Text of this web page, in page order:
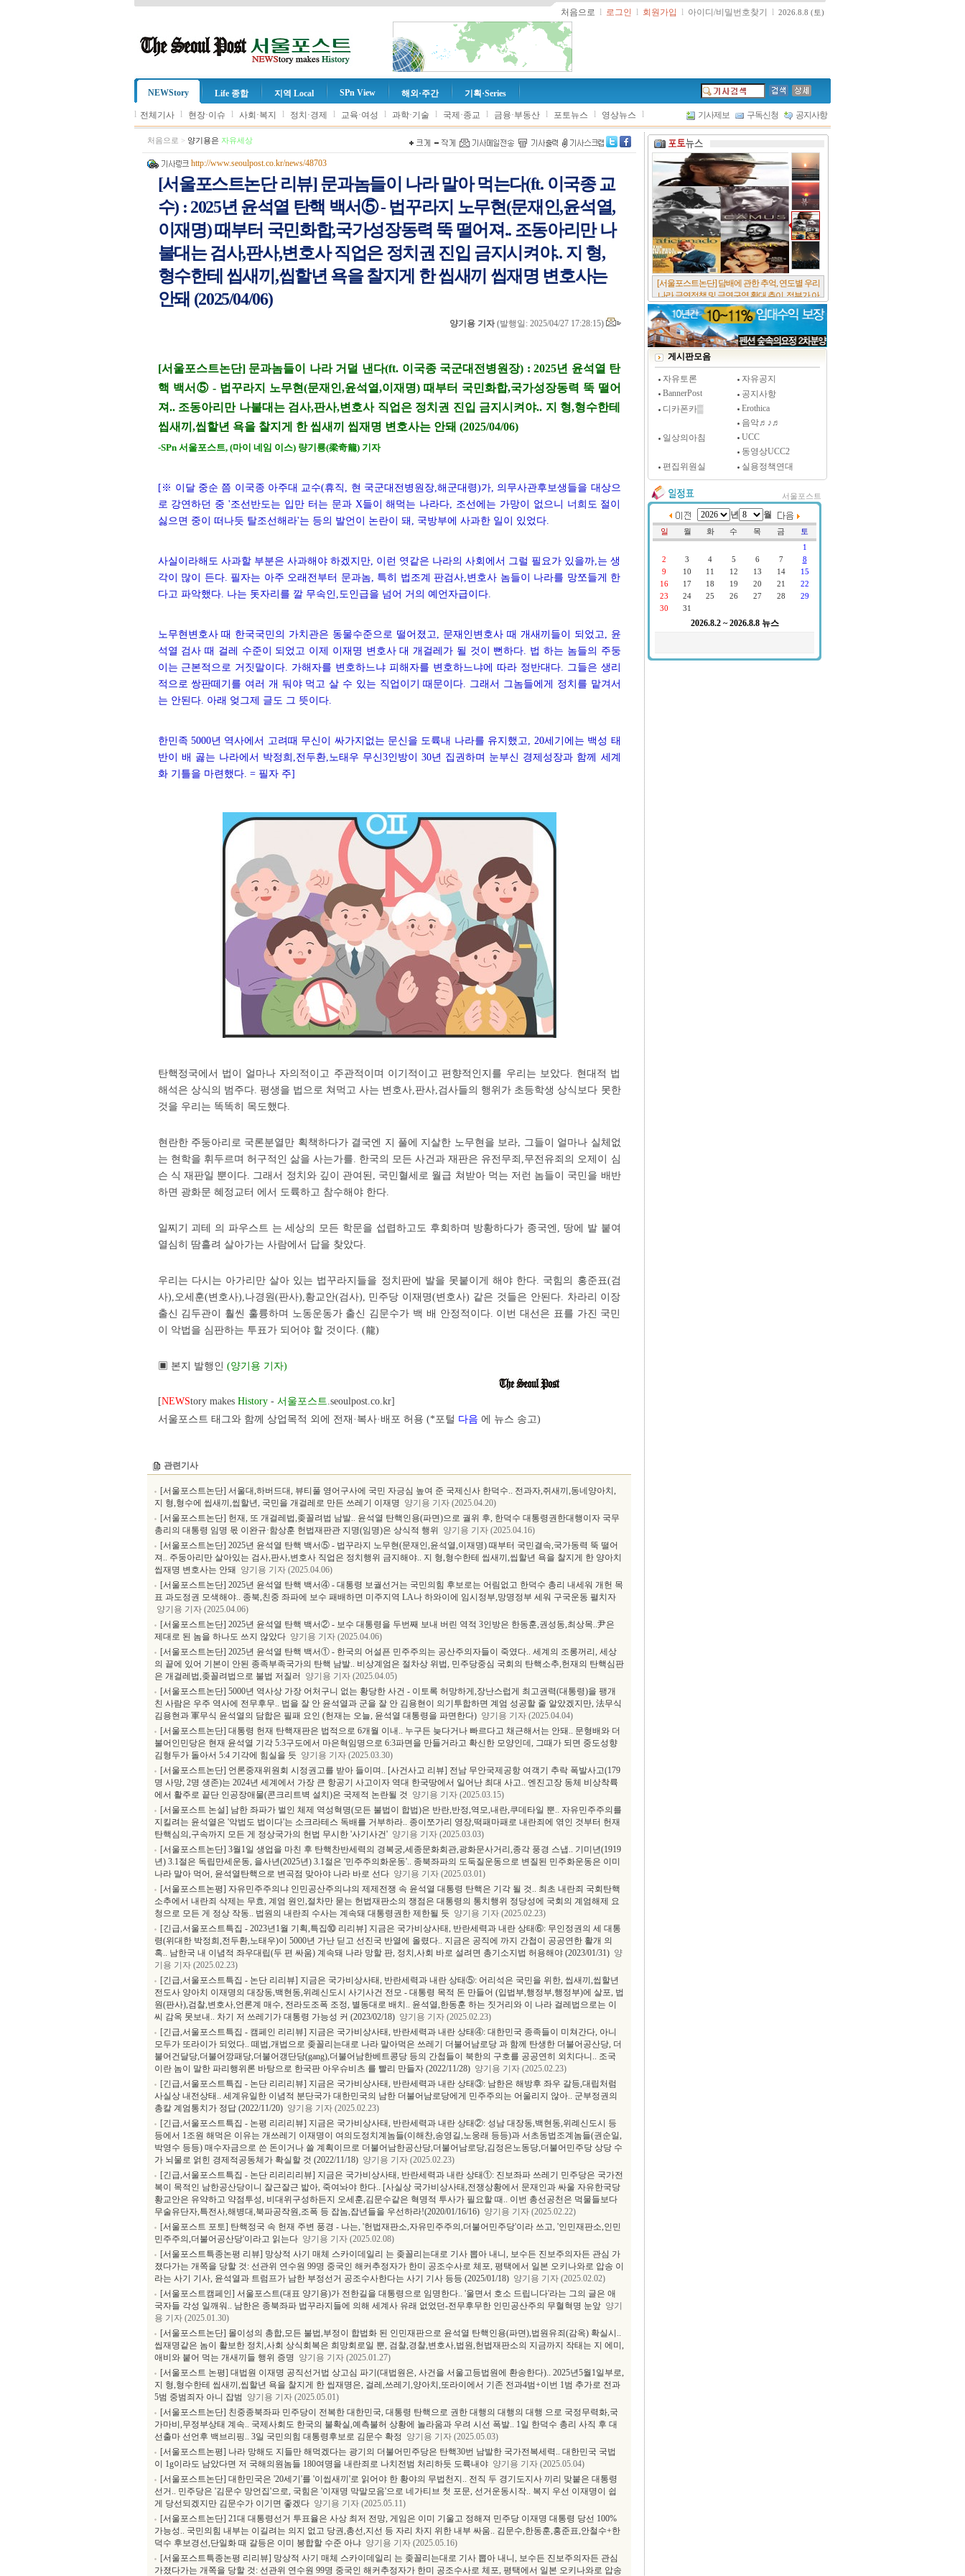
처음으로 l 로그인 l 회원가입 l 아이디/비밀번호찾기 l 2026.8.8 (토)
NEWStory Life 종합 지역 Local SPn View 해외·주간 기획·Series
l 전체기사 l 현장·이슈 l 사회·복지 l 정치·경제 l 교육·여성 l 과학·기술 l 국제·종교 l 금융·부동산 l 포토뉴스 l 영상뉴스 l 기사제보 구독신청 공지사항
처음으로 > 양기용은 자유세상
http://www.seoulpost.co.kr/news/48703
[서울포스트논단 리뷰] 문과놈들이 나라 말아 먹는다(ft. 이국종 교
수) : 2025년 윤석열 탄핵 백서⑤ - 법꾸라지 노무현(문재인,윤석열,
이재명) 때부터 국민화합,국가성장동력 뚝 떨어져.. 조동아리만 나
불대는 검사,판사,변호사 직업은 정치권 진입 금지시켜야.. 지 형,
형수한테 씹새끼,씹할년 욕을 찰지게 한 씹새끼 씹재명 변호사는
안돼 (2025/04/06)
양기용 기자(발행일: 2025/04/27 17:28:15)
[서울포스트논단] 문과놈들이 나라 거덜 낸다(ft. 이국종 국군대전병원장) : 2025년 윤석열 탄
핵 백서⑤ - 법꾸라지 노무현(문재인,윤석열,이재명) 때부터 국민화합,국가성장동력 뚝 떨어
져.. 조동아리만 나불대는 검사,판사,변호사 직업은 정치권 진입 금지시켜야.. 지 형,형수한테
씹새끼,씹할년 욕을 찰지게 한 씹새끼 씹재명 변호사는 안돼 (2025/04/06)
-SPn 서울포스트, (마이 네임 이스) 량기룡(梁奇龍) 기자
[※ 이달 중순 쯤 이국종 아주대 교수(휴직, 현 국군대전병원장,해군대령)가, 의무사관후보생들을 대상으
로 강연하던 중 '조선반도는 입만 터는 문과 X들이 해먹는 나라다, 조선에는 가망이 없으니 너희도 절이
싫으면 중이 떠나듯 탈조선해라'는 등의 발언이 논란이 돼, 국방부에 사과한 일이 있었다.
사실이라해도 사과할 부분은 사과해야 하겠지만, 이런 엿같은 나라의 사회에서 그럴 필요가 있을까,는 생
각이 많이 든다. 필자는 아주 오래전부터 문과놈, 특히 법조계 판검사,변호사 놈들이 나라를 망쪼들게 한
다고 파악했다. 나는 돗자리를 깔 무속인,도인급을 넘어 거의 예언자급이다.
노무현변호사 때 한국국민의 가치관은 동물수준으로 떨어졌고, 문재인변호사 때 개새끼들이 되었고, 윤
석열 검사 때 걸레 수준이 되었고 이제 이재명 변호사 대 개걸레가 될 것이 뻔하다. 법 하는 놈들의 주둥
이는 근본적으로 거짓말이다. 가해자를 변호하느냐 피해자를 변호하느냐에 따라 정반대다. 그들은 생리
적으로 쌍판떼기를 여러 개 둬야 먹고 살 수 있는 직업이기 때문이다. 그래서 그놈들에게 정치를 맡겨서
는 안된다. 아래 엊그제 글도 그 뜻이다.
한민족 5000년 역사에서 고려때 무신이 싸가지없는 문신을 도륙내 나라를 유지했고, 20세기에는 백성 태
반이 배 곯는 나라에서 박정희,전두환,노태우 무신3인방이 30년 집권하며 눈부신 경제성장과 함께 세계
화 기틀을 마련했다. = 필자 주]
탄핵정국에서 법이 얼마나 자의적이고 주관적이며 이기적이고 편향적인지를 우리는 보았다. 현대적 법
해석은 상식의 범주다. 평생을 법으로 쳐먹고 사는 변호사,판사,검사들의 행위가 초등학생 상식보다 못한
것을 우리는 똑똑히 목도했다.
현란한 주둥아리로 국론분열만 획책하다가 결국엔 지 풀에 지살한 노무현을 보라, 그들이 얼마나 실체없
는 현학을 휘두르며 허구적인 삶을 사는가를. 한국의 모든 사건과 재판은 유전무죄,무전유죄의 오제이 심
슨 식 재판일 뿐이다. 그래서 정치와 깊이 관여된, 국민혈세로 월급 쳐받아 먹는 저런 놈들이 국민을 배반
하면 광화문 혜정교터 에서 도륙하고 참수해야 한다.
일찌기 괴테 의 파우스트 는 세상의 모든 학문을 섭렵하고도 후회하며 방황하다가 종국엔, 땅에 발 붙여
열심히 땀흘려 살아가는 사람에서 답을 찾았다.
우리는 다시는 아가리만 살아 있는 법꾸라지들을 정치판에 발을 못붙이게 해야 한다. 국힘의 홍준표(검
사),오세훈(변호사),나경원(판사),황교안(검사), 민주당 이재명(변호사) 같은 것들은 안된다. 차라리 이장
출신 김두관이 훨씬 훌륭하며 노동운동가 출신 김문수가 백 배 안정적이다. 이번 대선은 표를 가진 국민
이 악법을 심판하는 투표가 되어야 할 것이다. (龍)
▣ 본지 발행인 (양기용 기자)
[NEWStory makes History- 서울포스트.seoulpost.co.kr]
서울포스트 태그와 함께 상업목적 외에 전재·복사·배포 허용 (*포털 다음 에 뉴스 송고)
관련기사
[서울포스트논단] 서울대,하버드대, 뷰티풀 영어구사에 국민 자긍심 높여 준 국제신사 한덕수.. 전과자,쥐새끼,동네양아치,
지 형,형수에 씹새끼,씹할년, 국민을 개걸레로 만든 쓰레기 이재명 양기용 기자 (2025.04.20)
[서울포스트논단] 헌재, 또 개걸레법,좆꼴려법 남발.. 윤석열 탄핵인용(파면)으로 궐위 후, 한덕수 대통령권한대행이자 국무
총리의 대통령 임명 몫 이완규·함상훈 헌법재판관 지명(임명)은 상식적 행위
양기용 기자 (2025.04.16)
[서울포스트논단] 2025년 윤석열 탄핵 백서⑤ - 법꾸라지 노무현(문재인,윤석열,이재명) 때부터 국민결속,국가동력 뚝 떨어
져.. 주둥아리만 살아있는 검사,판사,변호사 직업은 정치행위 금지해야.. 지 형,형수한테 씹새끼,씹할년 욕을 찰지게 한 양아치
씹재명 변호사는 안돼
양기용 기자 (2025.04.06)
[서울포스트논단] 2025년 윤석열 탄핵 백서④ - 대통령 보궐선거는 국민의힘 후보로는 어림없고 한덕수 총리 내세워 개헌 목
표 과도정권 모색해야.. 종북,친중 좌파에 보수 패배하면 미주지역 LA나 하와이에 임시정부,망명정부 세워 구국운동 펼치자
양기용 기자 (2025.04.06)
[서울포스트논단] 2025년 윤석열 탄핵 백서② - 보수 대통령을 두번째 보내 버린 역적 3인방은 한동훈,권성동,최상목..尹은
제대로 된 놈을 하나도 쓰지 않았다 양기용 기자 (2025.04.06)
[서울포스트논단] 2025년 윤석열 탄핵 백서① - 한국의 어설픈 민주주의는 공산주의자들이 죽였다.. 세계의 조롱꺼리, 세상
의 끝에 있어 기본이 안된 종족부족국가의 탄핵 남발.. 비상계엄은 절차상 위법, 민주당중심 국회의 탄핵소추,헌재의 탄핵심판
은 개걸레법,좆꼴려법으로 불법 저질러
양기용 기자 (2025.04.05)
[서울포스트논단] 5000년 역사상 가장 어처구니 없는 황당한 사건 - 이토록 허망하게,장난스럽게 최고권력(대통령)을 팽개
친 사람은 우주 역사에 전무후무.. 법을 잘 안 윤석열과 군을 잘 안 김용현이 의기투합하면 계엄 성공할 줄 알았겠지만, 法무식
김용현과 軍무식 윤석열의 담합은 필패 요인 (헌재는 오늘, 윤석열 대통령을 파면한다) 양기용 기자 (2025.04.04)
[서울포스트논단] 대통령 헌재 탄핵재판은 법적으로 6개월 이내.. 누구든 늦다거나 빠르다고 채근해서는 안돼.. 문형배와 더
불어인민당은 현재 윤석열 기각 5:3구도에서 마은혁임명으로 6:3파면을 만들거라고 확신한 모양인데, 그때가 되면 중도성향
김형두가 돌아서 5:4 기각에 힘실을 듯 양기용 기자 (2025.03.30)
[서울포스트논단] 언론중재위원회 시정권고를 받아 들이며.. [사건사고 리뷰] 전남 무안국제공항 여객기 추락 폭발사고(179
명 사망, 2명 생존)는 2024년 세계에서 가장 큰 항공기 사고이자 역대 한국땅에서 일어난 최대 사고.. 엔진고장 동체 비상착륙
에서 활주로 끝단 인공장애물(콘크리트벽 설치)은 국제적 논란될 것 양기용 기자 (2025.03.15)
[서울포스트 논설] 남한 좌파가 벌인 체제 역성혁명(모든 불법이 합법)은 반란,반정,역모,내란,쿠데타일 뿐.. 자유민주주의를
지킬려는 윤석열은 '악법도 법이다'는 소크라테스 독배를 거부하라.. 종이쪼가리 영장,떡패마패로 내란죄에 엮인 것부터 헌재
탄핵심의,구속까지 모든 게 정상국가의 헌법 무시한 '사기사건' 양기용 기자 (2025.03.03)
[서울포스트논단] 3월1일 생업을 마친 후 탄핵찬반세력의 경복궁,세종문화회관,광화문사거리,종각 풍경 스냅.. 기미년(1919
년) 3.1절은 독립만세운동, 을사년(2025년) 3.1절은 '민주주의화운동'.. 종북좌파의 도둑질운동으로 변질된 민주화운동은 이미
나라 말아 먹어, 윤석열탄핵으로 변곡점 맞아야 나라 바로 선다 양기용 기자 (2025.03.01)
[서울포스트논평] 자유민주주의냐 인민공산주의냐의 제제전쟁 속 윤석열 대통령 탄핵은 기각 될 것.. 최초 내란죄 국회탄핵
소추에서 내란죄 삭제는 무효, 계엄 원인,절차만 묻는 헌법재판소의 쟁점은 대통령의 통치행위 정당성에 국회의 계엄해제 요
청으로 모든 게 정상 작동.. 법원의 내란죄 수사는 계속돼 대통령권한 제한될 듯 양기용 기자 (2025.02.23)
[긴급,서울포스트특집 - 2023년1월 기획,특집⑩ 리리뷰] 지금은 국가비상사태, 반란세력과 내란 상태⑥: 무인정권의 세 대통
령(위대한 박정희,전두환,노태우)이 5000년 가난 딛고 선진국 반열에 올렸다.. 지금은 공직에 까지 간첩이 공공연한 활개 의
혹.. 남한국 내 이념적 좌우대립(두 편 싸움) 계속돼 나라 망할 판, 정치,사회 바로 설려면 총기소지법 허용해야 (2023/01/31) 양
기용 기자 (2025.02.23)
[긴급,서울포스트특집 - 논단 리리뷰] 지금은 국가비상사태, 반란세력과 내란 상태⑤: 어리석은 국민을 위한, 씹새끼,씹할년
전도사 양아치 이재명의 대장동,백현동,위례신도시 사기사건 전모 - 대통령 목적 돈 만들어 (입법부,행정부,행정부)에 살포, 법
원(판사),검찰,변호사,언론계 매수, 전라도조폭 조정, 별동대로 배치.. 윤석열,한동훈 하는 짓거리와 이 나라 걸레법으로는 이
씨 감옥 못보내.. 차기 저 쓰레기가 대통령 가능성 커 (2023/02/18) 양기용 기자 (2025.02.23)
[긴급,서울포스트특집 - 캠페인 리리뷰] 지금은 국가비상사태, 반란세력과 내란 상태④: 대한민국 종족들이 미쳐간다, 아니
모두가 또라이가 되었다.. 떼법,개법으로 좆꼴리는대로 나라 말아먹은 쓰레기 더불어남로당 과 함께 탄생한 더불어공산당, 더
불어건달당,더불어깡패당,더불어갱단당(gang),더불어남한베트콩당 등의 간첩들이 북한의 구호를 공공연히 외치다니.. 조국
이란 놈이 말한 파리행위론 바탕으로 한국판 아우슈비츠 를 빨리 만들자 (2022/11/28) 양기용 기자 (2025.02.23)
[긴급,서울포스트특집 - 논단 리리리뷰] 지금은 국가비상사태, 반란세력과 내란 상태③: 남한은 해방후 좌우 갈등,대립처럼
사실상 내전상태.. 세계유일한 이념적 분단국가 대한민국의 남한 더불어남로당에게 민주주의는 어울리지 않아.. 군부정권의
총칼 계엄통치가 정답 (2022/11/20) 양기용 기자 (2025.02.23)
[긴급,서울포스트특집 - 논평 리리리뷰] 지금은 국가비상사태, 반란세력과 내란 상태②: 성남 대장동,백현동,위례신도시 등
등에서 1조원 해먹은 이유는 개쓰레기 이재명이 여의도정치계놈들(이해찬,송영길,노웅래 등등)과 서초동법조계놈들(권순일,
박영수 등등) 매수자금으로 쓴 돈이거나 쓸 계획이므로 더불어남한공산당,더불어남로당,김정은노동당,더불어민주당 상당 수
가 뇌물로 얽힌 경제적공동체가 확실할 것 (2022/11/18) 양기용 기자 (2025.02.23)
[긴급,서울포스트특집 - 논단 리리리리뷰] 지금은 국가비상사태, 반란세력과 내란 상태①: 진보좌파 쓰레기 민주당은 국가전
복이 목적인 남한공산당이니 잘근잘근 밟아, 죽여놔야 한다.. [사실상 국가비상사태,전쟁상황에서 문재인과 싸울 자유한국당
황교안은 유약하고 약점투성, 비대위구성하든지 오세훈,김문수같은 혁명적 투사가 필요할 때.. 이번 총선공천은 먹물들보다
무술유단자,특전사,해병대,북파공작원,조폭 등 잡놈,잡년들을 우선하라!(2020/01/16/16) 양기용 기자 (2025.02.22)
[서울포스트 포토] 탄핵정국 속 헌재 주변 풍경 - 나는, '헌법재판소,자유민주주의,더불어민주당'이라 쓰고, '인민재판소,인민
민주주의,더불어공산당'이라고 읽는다 양기용 기자 (2025.02.08)
[서울포스트특종논평 리뷰] 망상적 사기 매체 스카이데일리 는 좆꼴리는대로 기사 뽑아 내니, 보수든 진보주의자든 관심 가
졌다가는 개쪽을 당할 것: 선관위 연수원 99명 중국인 해커추정자가 한미 공조수사로 체포, 평택에서 일본 오키나와로 압송 이
라는 사기 기사, 윤석열과 트럼프가 남한 부정선거 공조수사한다는 사기 기사 등등 (2025/01/18) 양기용 기자 (2025.02.02)
[서울포스트캠페인] 서울포스트(대표 양기용)가 전한길을 대통령으로 임명한다.. '울면서 호소 드립니다'라는 그의 글은 애
국자들 각성 일깨워.. 남한은 종북좌파 법꾸라지들에 의해 세계사 유래 없었던-전무후무한 인민공산주의 무혈혁명 눈앞 양기
용 기자 (2025.01.30)
[서울포스트논단] 몰이성의 총합,모든 불법,부정이 합법화 된 인민재판으로 윤석열 탄핵인용(파면),법원유죄(감옥) 확실시..
씹재명같은 놈이 활보한 정치,사회 상식회복은 희망회로일 뿐, 검찰,경찰,변호사,법원,헌법재판소의 지금까지 작태는 지 에미,
애비와 붙어 먹는 개새끼들 행위 증명 양기용 기자 (2025.01.27)
[서울포스트 논평] 대법원 이재명 공직선거법 상고심 파기(대법원은, 사건을 서울고등법원에 환송한다).. 2025년5월1일부로,
지 형,형수한테 씹새끼,씹할년 욕을 찰지게 한 씹재명은, 걸레,쓰레기,양아치,또라이에서 기존 전과4범+이번 1범 추가로 전과
5범 중범죄자 아니 잡범
양기용 기자 (2025.05.01)
[서울포스트논단] 친중종북좌파 민주당이 전복한 대한민국, 대통령 탄핵으로 권한 대행의 대행의 대행 으로 국정무력화,국
가마비,무정부상태 계속.. 국제사회도 한국의 불확실,예측불허 상황에 놀라움과 우려 시선 폭발.. 1일 한덕수 총리 사직 후 대
선출마 선언후 백브리핑.. 3일 국민의힘 대통령후보로 김문수 확정 양기용 기자 (2025.05.03)
[서울포스트논평] 나라 망해도 지들만 해먹겠다는 광기의 더불어민주당은 탄핵30번 남발한 국가전복세력.. 대한민국 국법
이 1g이라도 남았다면 저 국해의원놈들 180여명을 내란죄로 나치전범 처리하듯 도륙내야 양기용 기자 (2025.05.04)
[서울포스트논단] 대한민국은 '20세기'를 '이씹새끼'로 읽어야 한 황야의 무법천지.. 전직 두 경기도지사 끼리 맞붙은 대통령
선거.. 민주당은 '김문수 망언집'으로, 국힘은 '이재명 막말모음'으로 네가티브 첫 포문, 선거운동시작.. 복지 우선 이재명이 쉽
게 당선되겠지만 김문수가 이기면 좋겠다 양기용 기자 (2025.05.11)
[서울포스트논단] 21대 대통령선거 투표율은 사상 최저 전망, 게임은 이미 기울고 정해져 민주당 이재명 대통령 당선 100%
가능성.. 국민의힘 내부는 이길려는 의지 없고 당권,총선,지선 등 자리 차지 위한 내부 싸움.. 김문수,한동훈,홍준표,안철수+한
덕수 후보경선,단일화 때 갈등은 이미 봉합할 수준 아냐 양기용 기자 (2025.05.16)
[서울포스트특종논평 리리뷰] 망상적 사기 매체 스카이데일리 는 좆꼴리는대로 기사 뽑아 내니, 보수든 진보주의자든 관심
가졌다가는 개쪽을 당할 것: 선관위 연수원 99명 중국인 해커추정자가 한미 공조수사로 체포, 평택에서 일본 오키나와로 압송
[서울포스트논단] 담배에 관한 추억, 연도별 우리
나라 금연정책 및 금연구역 확대 추이, 정부가 아
무리 더 해롭다고 사기를 쳐대도 피워 본 사람은
다 안다, 전자담배시장은 10년새 폭발적 증가세..
[시사저널 인터뷰] 윤방부 연세대 의대 명예교수,
"골초에게 전자담배를 허하라"
게시판모음
자유토론
자유공지
BannerPost
공지사항
디카폰카▒
Erothica
음악♬♪♬
일상의아침
UCC
동영상UCC2
편집위원실
실용정책연대
서울포스트